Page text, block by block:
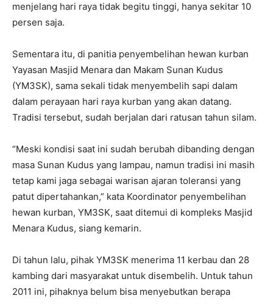
menjelang hari raya tidak begitu tinggi, hanya sekitar 10
persen saja.
Sementara itu, di panitia penyembelihan hewan kurban
Yayasan Masjid Menara dan Makam Sunan Kudus
(YM3SK), sama sekali tidak menyembelih sapi dalam
dalam perayaan hari raya kurban yang akan datang.
Tradisi tersebut, sudah berjalan dari ratusan tahun silam.
“Meski kondisi saat ini sudah berubah dibanding dengan
masa Sunan Kudus yang lampau, namun tradisi ini masih
tetap kami jaga sebagai warisan ajaran toleransi yang
patut dipertahankan,” kata Koordinator penyembelihan
hewan kurban, YM3SK, saat ditemui di kompleks Masjid
Menara Kudus, siang kemarin.
Di tahun lalu, pihak YM3SK menerima 11 kerbau dan 28
kambing dari masyarakat untuk disembelih. Untuk tahun
2011 ini, pihaknya belum bisa menyebutkan berapa